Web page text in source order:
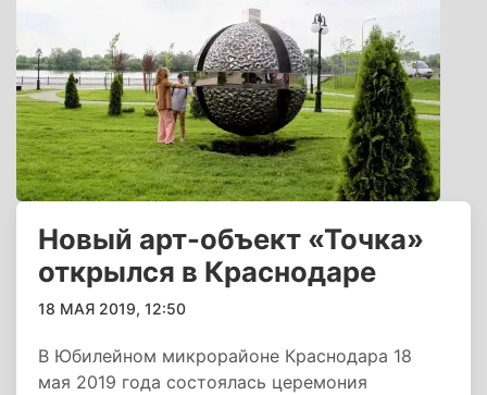
Новый арт-объект «Точка»
открылся в Краснодаре
18 МАЯ 2019, 12:50
В Юбилейном микрорайоне Краснодара 18
мая 2019 года состоялась церемония